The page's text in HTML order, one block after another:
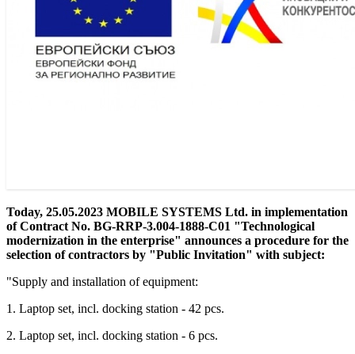
Today, 25.05.2023 MOBILE SYSTEMS Ltd. in implementation
of Contract No. BG-RRP-3.004-1888-C01 "Technological
modernization in the enterprise" announces a procedure for the
selection of contractors by "Public Invitation" with subject:
"Supply and installation of equipment:
1. Laptop set, incl. docking station - 42 pcs.
2. Laptop set, incl. docking station - 6 pcs.